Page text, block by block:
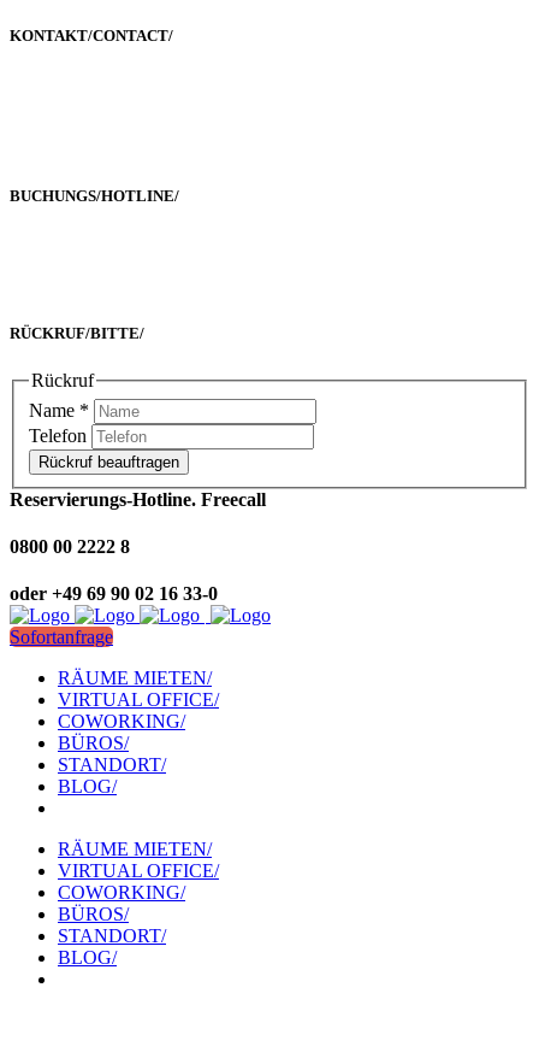
KONTAKT/CONTACT/
BUCHUNGS/HOTLINE/
RÜCKRUF/BITTE/
Rückruf
Name *
Telefon
Rückruf beauftragen
Reservierungs-Hotline. Freecall
0800 00 2222 8
oder +49 69 90 02 16 33-0
Sofortanfrage
RÄUME MIETEN/
VIRTUAL OFFICE/
COWORKING/
BÜROS/
STANDORT/
BLOG/
RÄUME MIETEN/
VIRTUAL OFFICE/
COWORKING/
BÜROS/
STANDORT/
BLOG/